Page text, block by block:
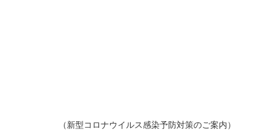
（新型コロナウイルス感染予防対策のご案内）